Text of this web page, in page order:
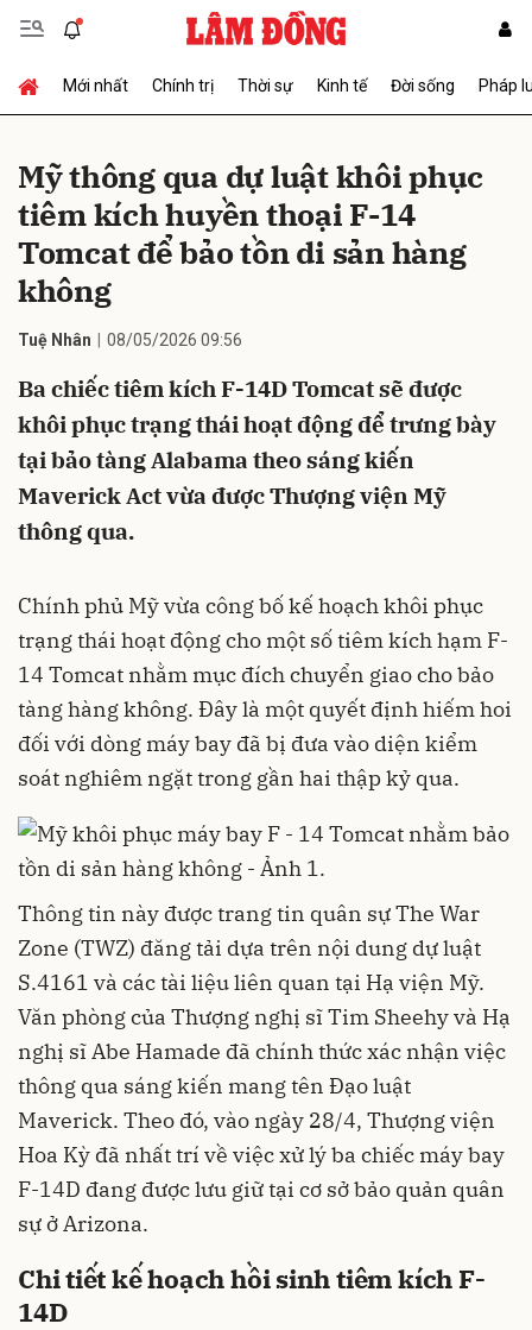
Mới nhất Chính trị Thời sự Kinh tế Đời sống Pháp
Mỹ thông qua dự luật khôi phục
tiêm kích huyền thoại F-14
Tomcat để bảo tồn di sản hàng
không
Tuệ Nhân 08/05/2026 09:56
Ba chiếc tiêm kích F-14D Tomcat sẽ được
khôi phục trạng thái hoạt động để trưng bày
tại bảo tàng Alabama theo sáng kiến
Maverick Act vừa được Thượng viện Mỹ
thông qua.
Chính phủ Mỹ vừa công bố kế hoạch khôi phục
trạng thái hoạt động cho một số tiêm kích hạm F-
14 Tomcat nhằm mục đích chuyển giao cho bảo
tàng hàng không. Đây là một quyết định hiếm hoi
đối với dòng máy bay đã bị đưa vào diện kiểm
soát nghiêm ngặt trong gần hai thập kỷ qua.
Thông tin này được trang tin quân sự The War
Zone (TWZ) đăng tải dựa trên nội dung dự luật
S.4161 và các tài liệu liên quan tại Hạ viện Mỹ.
Văn phòng của Thượng nghị sĩ Tim Sheehy và Hạ
nghị sĩ Abe Hamade đã chính thức xác nhận việc
thông qua sáng kiến mang tên Đạo luật
Maverick. Theo đó, vào ngày 28/4, Thượng viện
Hoa Kỳ đã nhất trí về việc xử lý ba chiếc máy bay
F-14D đang được lưu giữ tại cơ sở bảo quản quân
sự ở Arizona.
Chi tiết kế hoạch hồi sinh tiêm kích F-
14D
Gửi bình luận